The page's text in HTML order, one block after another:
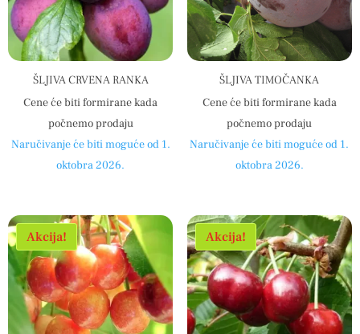
ŠLJIVA CRVENA RANKA
Cene će biti formirane kada
počnemo prodaju
Naručivanje će biti moguće od 1.
oktobra 2026.
ŠLJIVA TIMOČANKA
Cene će biti formirane kada
počnemo prodaju
Naručivanje će biti moguće od 1.
oktobra 2026.
Akcija! Akcija!